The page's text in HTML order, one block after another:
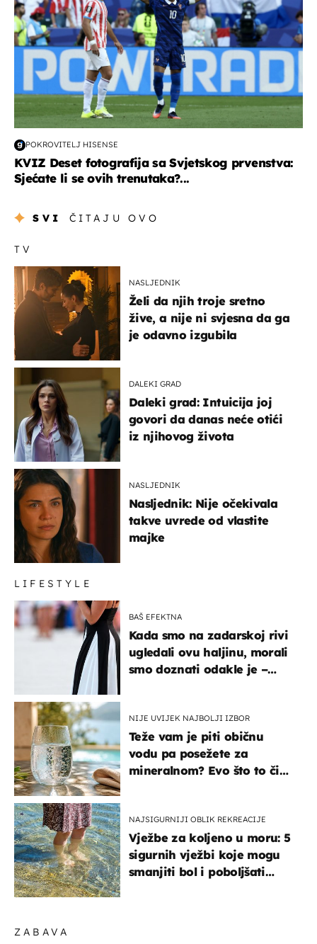
POKROVITELJ HISENSE
KVIZ Deset fotografija sa Svjetskog prvenstva:
Sjećate li se ovih trenutaka?...
SVI ČITAJU OVO
ZABAVA
TV
NASLJEDNIK
Želi da njih troje sretno
žive, a nije ni svjesna da ga
je odavno izgubila
DALEKI GRAD
Daleki grad: Intuicija joj
govori da danas neće otići
iz njihovog života
NASLJEDNIK
Nasljednik: Nije očekivala
takve uvrede od vlastite
majke
LIFESTYLE
BAŠ EFEKTNA
Kada smo na zadarskoj rivi
ugledali ovu haljinu, morali
smo doznati odakle je –
NIJE UVIJEK NAJBOLJI IZBOR
Teže vam je piti običnu
vodu pa posežete za
mineralnom? Evo što to čini
NAJSIGURNIJI OBLIK REKREACIJE
Vježbe za koljeno u moru: 5
sigurnih vježbi koje mogu
smanjiti bol i poboljšati